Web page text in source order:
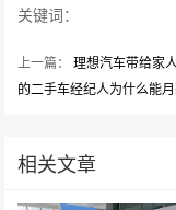
关键词：
上一篇： 理想汽车带给家
的二手车经纪人为什么能
相关文章